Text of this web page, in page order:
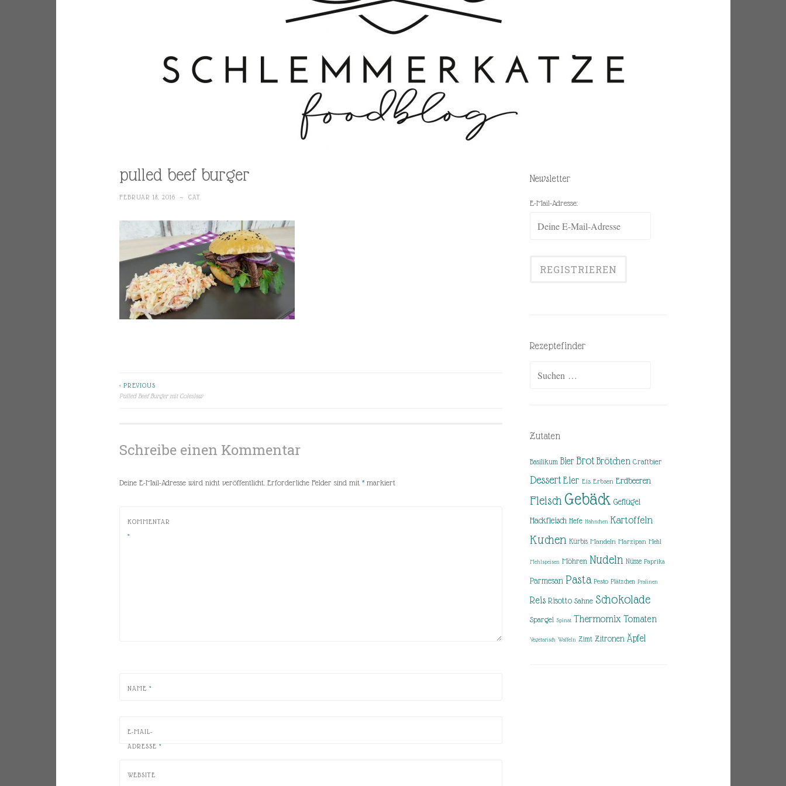
pulled beef burger
FEBRUAR 18, 2016 ~ CAT
Beitragsnavigation
< PREVIOUS
Pulled Beef Burger mit Coleslaw
Schreibe einen Kommentar
Deine E-Mail-Adresse wird nicht veröffentlicht. Erforderliche Felder sind mit *markiert
KOMMENTAR
*
NAME *
E-MAIL-
ADRESSE *
WEBSITE
Newsletter
E-Mail-Adresse:
Rezeptefinder
Zutaten
Basilikum Bier Brot Brötchen Craftbier
Dessert Eier Eis Erbsen Erdbeeren
Fleisch Gebäck Geflügel
Hackfleisch Hefe Hähnchen Kartoffeln
Kuchen Kürbis Mandeln Marzipan Mehl
Mehlspeisen Möhren Nudeln Nüsse Paprika
Parmesan Pasta Pesto Plätzchen Pralinen
Reis Risotto Sahne Schokolade
Spargel Spinat Thermomix Tomaten
Vegetarisch Waffeln Zimt Zitronen Äpfel